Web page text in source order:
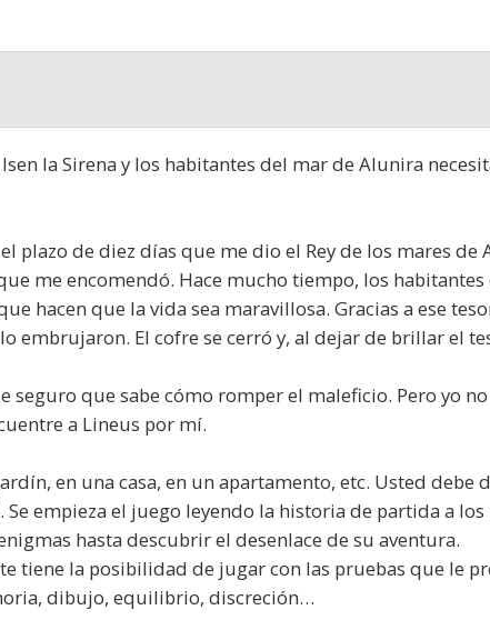
la Sirena y los habitantes del mar de Alunira
plazo de diez días que me dio el Rey de los mares
me encomendó. Hace mucho tiempo, los habitantes
hacen que la vida sea maravillosa. Gracias a ese
embrujaron. El cofre se cerró y, al dejar de brillar el
seguro que sabe cómo romper el maleficio. Pero yo
a Lineus por mí.
en una casa, en un apartamento, etc. Usted debe
empieza el juego leyendo la historia de partida a los
hasta descubrir el desenlace de su aventura.
tiene la posibilidad de jugar con las pruebas que le
dibujo, equilibrio, discreción…